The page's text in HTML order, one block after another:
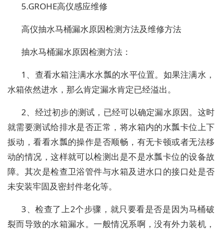
5.GROHE高仪感应维修
高仪抽水马桶漏水原因检测方法及维修方法
抽水马桶漏水原因检测方法：
1、查看水箱注满水水瓢的水平位置。如果注满水，
水箱依然进水，那么肯定漏水肯定已经溢出。
2、经过初步的测试，已经可以确定漏水原因。这时
就需要测试给排水是否正常，将水箱内的水瓢卡位上下
扳动，看看水瓢的操作是否顺畅，有无卡顿或者无法移
动的情况，这样就可以检测出是不是水瓢卡位的设备故
障。其次是检查卫浴管件与水箱及进水口的接口处是否
未安装牢固及密封件老化等。
3、检查了上2个步骤，就只要看是否是因为马桶破
裂而导致的水箱漏水。一般情况系啊，没有外力装机，